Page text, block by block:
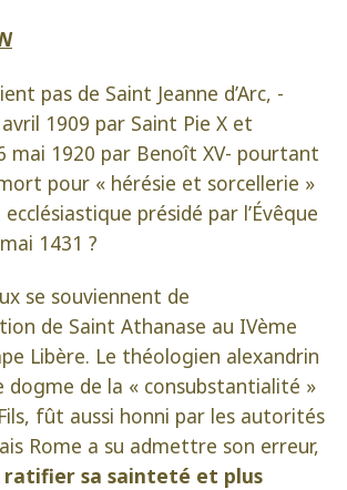
pas de Saint Jeanne d’Arc, -
1909 par Saint Pie X et
mai 1920 par Benoît XV- pourtant
pour « hérésie et sorcellerie »
présidé par l’Évêque
1431 ?
se souviennent de
de Saint Athanase au IVème
Libère. Le théologien alexandrin
dogme de la « consubstantialité »
fût aussi honni par les autorités
Rome a su admettre son erreur,
sa sainteté et plus